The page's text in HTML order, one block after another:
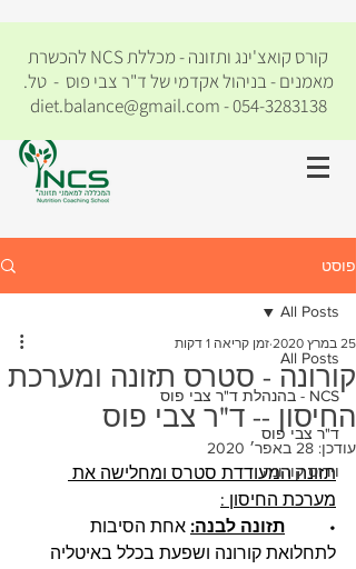
קורס קואצ'ינג ותזונה - מכללת NCS להכשרת
מאמנים - בניהול אקדמי שלד"ר צבי פוס - טל.
054-3283138
-
diet.balance@gmail.com
פוסט
All Posts
NCS - בהנהלת ד"ר צבי פוס
ד"ר צבי פוס
וירוס קורונה
All Posts
קורונה - סטרס תזונה ומערכת
החיסון -- ד"ר צבי פוס
25 במרץ 2020 זמן קריאה 1 דקות
עודכן: 28 באפר׳ 2020
תזונה המעודדת סטרס ומחלישה את
מערכת החיסון :
• תזונה לבנה: אחת הסיבות
לתחלואת קורונה ושפעת בכלל באיטליה